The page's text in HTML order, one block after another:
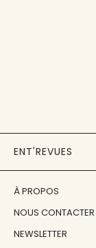
ENT'REVUES
À PROPOS
NOUS CONTACTER
NEWSLETTER